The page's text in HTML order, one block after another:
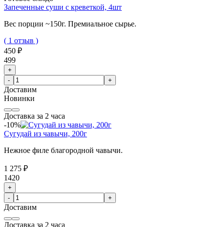
Запеченные суши с креветкой, 4шт
Вес порции ~150г. Премиальное сырье.
( 1 отзыв )
450 ₽
499
+
-
+
Доставим
Новинки
Доставка за 2 часа
-10%
Сугудай из чавычи, 200г
Нежное филе благородной чавычи.
1 275 ₽
1420
+
-
+
Доставим
Доставка за 2 часа